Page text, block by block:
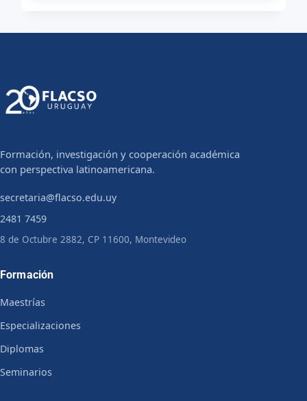
Formación, investigación y cooperación académica
con perspectiva latinoamericana.
secretaria@flacso.edu.uy
2481 7459
8 de Octubre 2882, CP 11600, Montevideo
Formación
Maestrías
Especializaciones
Diplomas
Seminarios